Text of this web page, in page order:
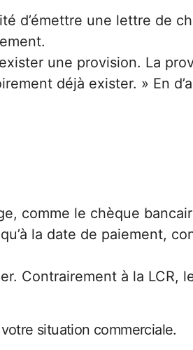
d’émettre une lettre de
une provision. La
déjà exister. » En
comme le chèque
la date de paiement,
Contrairement à la LCR,
situation commerciale.